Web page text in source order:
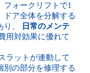
ォークリフトで1
ドア全体を分解する
り、
日常のメンテ
用対効果に優れて
ラットが連動して
別の部分を修理する